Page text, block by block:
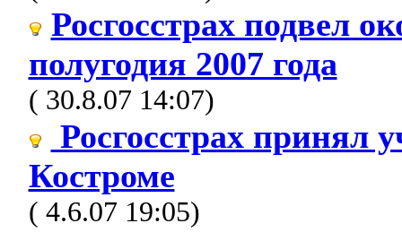
Росгосстрах подвел
полугодия 2007 года
( 30.8.07 14:07)
Росгосстрах принял
Костроме
( 4.6.07 19:05)